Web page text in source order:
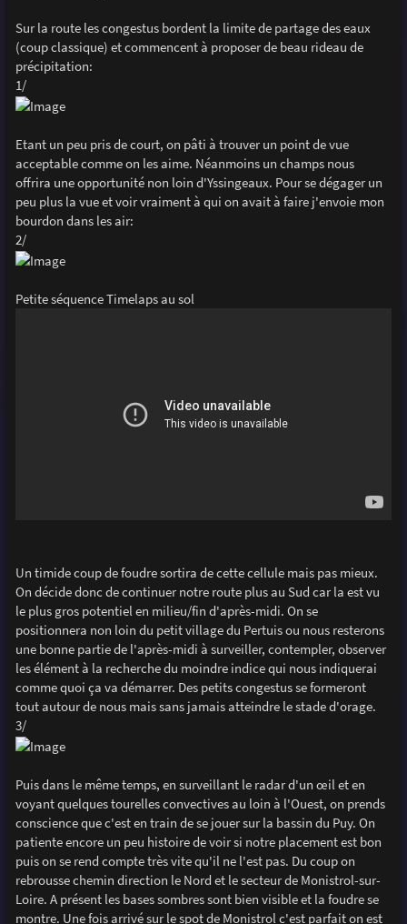
Sur la route les congestus bordent la limite de partage des eaux
(coup classique) et commencent à proposer de beau rideau de
précipitation:
1/
Etant un peu pris de court, on pâti à trouver un point de vue
acceptable comme on les aime. Néanmoins un champs nous
offrira une opportunité non loin d'Yssingeaux. Pour se dégager un
peu plus la vue et voir vraiment à qui on avait à faire j'envoie mon
bourdon dans les air:
2/
Petite séquence Timelaps au sol
Un timide coup de foudre sortira de cette cellule mais pas mieux.
On décide donc de continuer notre route plus au Sud car la est vu
le plus gros potentiel en milieu/fin d'après-midi. On se
positionnera non loin du petit village du Pertuis ou nous resterons
une bonne partie de l'après-midi à surveiller, contempler, observer
les élément à la recherche du moindre indice qui nous indiquerai
comme quoi ça va démarrer. Des petits congestus se formeront
tout autour de nous mais sans jamais atteindre le stade d'orage.
3/
Puis dans le même temps, en surveillant le radar d'un œil et en
voyant quelques tourelles convectives au loin à l'Ouest, on prends
conscience que c'est en train de se jouer sur la bassin du Puy. On
patiente encore un peu histoire de voir si notre placement est bon
puis on se rend compte très vite qu'il ne l'est pas. Du coup on
rebrousse chemin direction le Nord et le secteur de Monistrol-sur-
Loire. A présent les bases sombres sont bien visible et la foudre se
montre. Une fois arrivé sur le spot de Monistrol c'est parfait on est